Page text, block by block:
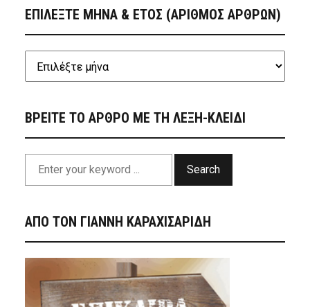
ΕΠΙΛΕΞΤΕ ΜΗΝΑ & ΕΤΟΣ (ΑΡΙΘΜΟΣ ΑΡΘΡΩΝ)
ΒΡΕΙΤΕ ΤΟ ΑΡΘΡΟ ΜΕ ΤΗ ΛΕΞΗ-ΚΛΕΙΔΙ
Search
ΑΠΟ ΤΟΝ ΓΙΑΝΝΗ ΚΑΡΑΧΙΣΑΡΙΔΗ